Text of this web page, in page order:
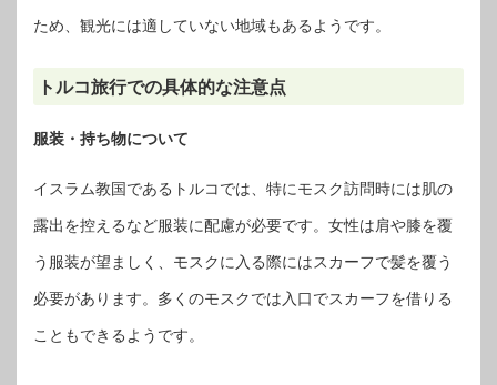
ため、観光には適していない地域もあるようです。
トルコ旅行での具体的な注意点
服装・持ち物について
イスラム教国であるトルコでは、特にモスク訪問時には肌の
露出を控えるなど服装に配慮が必要です。女性は肩や膝を覆
う服装が望ましく、モスクに入る際にはスカーフで髪を覆う
必要があります。多くのモスクでは入口でスカーフを借りる
こともできるようです。